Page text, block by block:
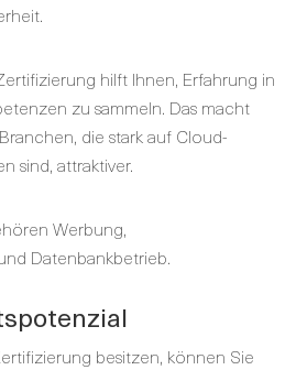
hilft Ihnen, Erfahrung in
zu sammeln. Das macht
die stark auf Cloud-
sind, attraktiver.
Werbung,
Datenbankbetrieb.
besitzen, können Sie